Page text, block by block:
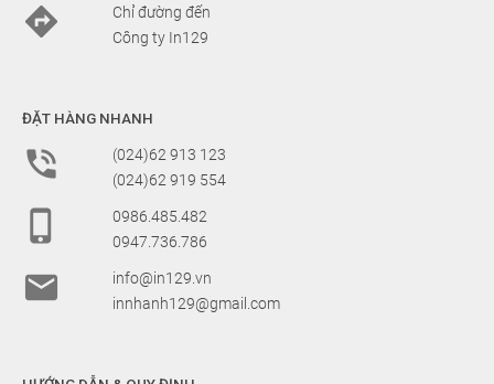

Chỉ đường đến
Công ty In129
ĐẶT HÀNG NHANH

(024)62 913 123
(024)62 919 554

0986.485.482
0947.736.786

info@in129.vn
innhanh129@gmail.com